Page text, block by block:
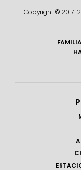
Copyright © 2017-